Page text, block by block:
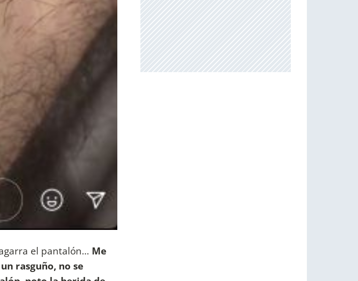
el pantalón… Me
rasguño, no se